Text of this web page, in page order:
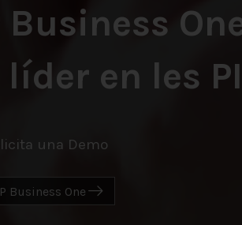
Business
líder en les
una Demo
Business One